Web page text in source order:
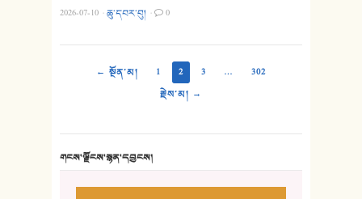
2026-07-10 ·ཆུ་དབར་བུ། · 0
← སྔོན་མ། 1 2 3 …
302
རྗེས་མ། →
གངས་ལྗོངས་སྙན་དབྱངས།